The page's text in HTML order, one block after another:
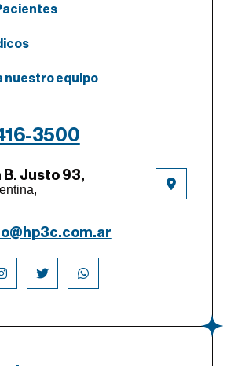
nuestro equipo
3500
B. Justo 93,